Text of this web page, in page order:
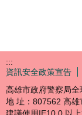
:::
資訊安全政策宣告
高雄市政府警察局
地 址：807562 高